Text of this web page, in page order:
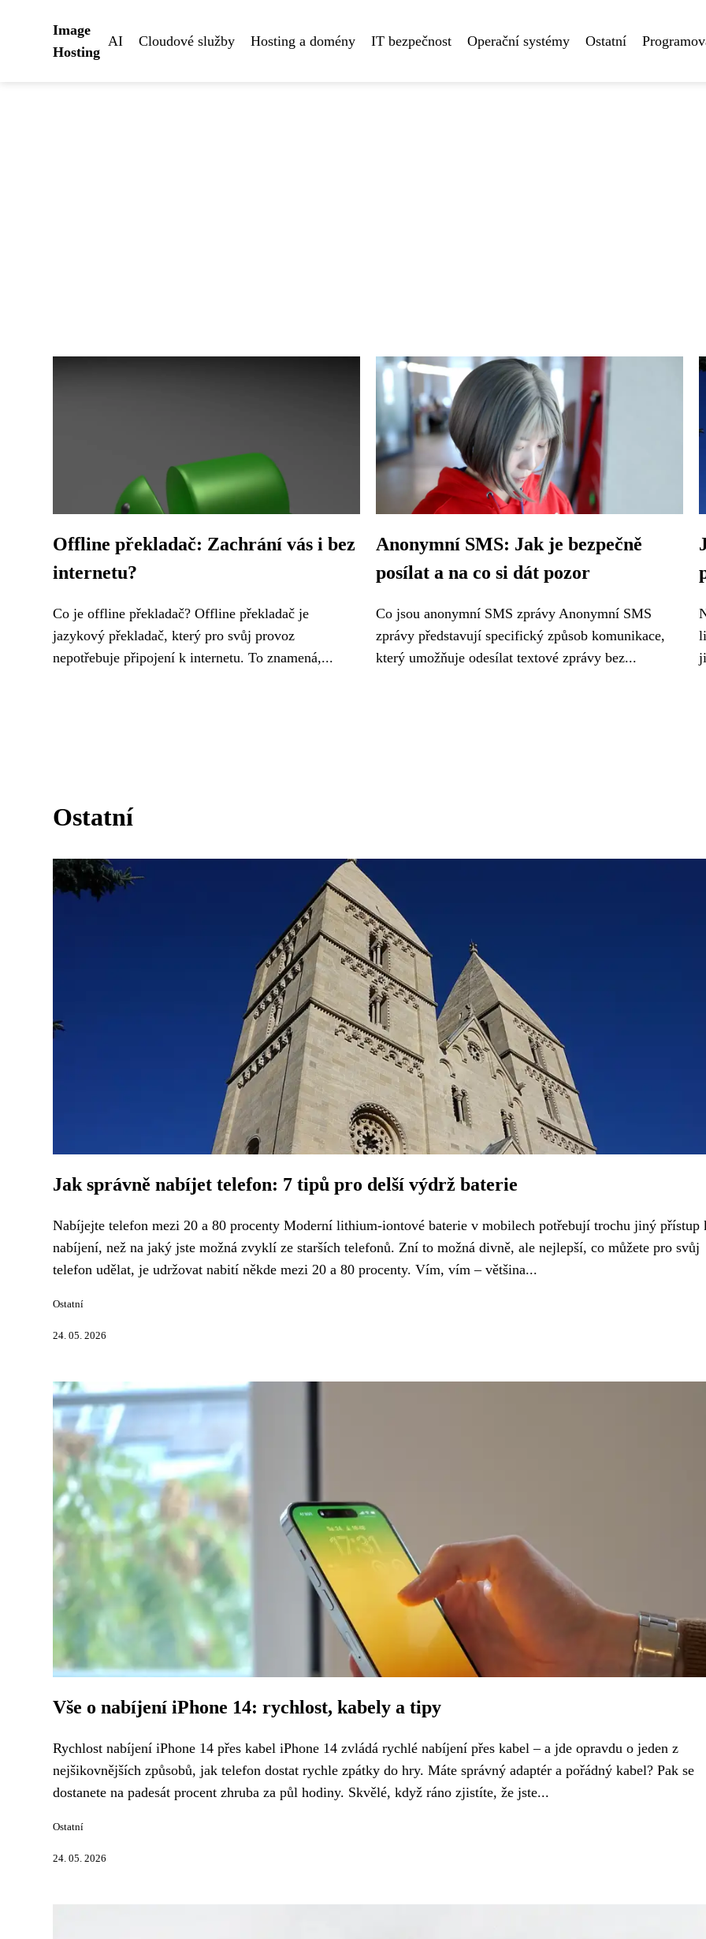
Image
Hosting
AI Cloudové služby Hosting a domény IT bezpečnost Operační systémy Ostatní
Offline překladač: Zachrání vás i bez
internetu?
Co je offline překladač? Offline překladač je
jazykový překladač, který pro svůj provoz
nepotřebuje připojení k internetu. To znamená,...
Anonymní SMS: Jak je bezpečně
posílat a na co si dát pozor
Co jsou anonymní SMS zprávy Anonymní SMS
zprávy představují specifický způsob komunikace,
který umožňuje odesílat textové zprávy bez...
Ostatní
Jak správně nabíjet telefon: 7 tipů pro delší výdrž baterie
Nabíjejte telefon mezi 20 a 80 procenty Moderní lithium-iontové baterie v mobilech potřebují trochu jiný přístup
nabíjení, než na jaký jste možná zvyklí ze starších telefonů. Zní to možná divně, ale nejlepší, co můžete pro svůj
telefon udělat, je udržovat nabití někde mezi 20 a 80 procenty. Vím, vím – většina...
Ostatní
24. 05. 2026
Vše o nabíjení iPhone 14: rychlost, kabely a tipy
Rychlost nabíjení iPhone 14 přes kabel iPhone 14 zvládá rychlé nabíjení přes kabel – a jde opravdu o jeden z
nejšikovnějších způsobů, jak telefon dostat rychle zpátky do hry. Máte správný adaptér a pořádný kabel? Pak se
dostanete na padesát procent zhruba za půl hodiny. Skvělé, když ráno zjistíte, že jste...
Ostatní
24. 05. 2026